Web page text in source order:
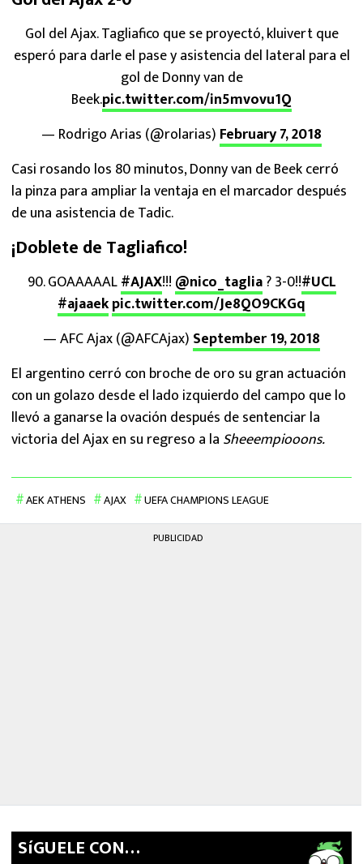
Gol del Ajax. Tagliafico que se proyectó, kluivert que
esperó para darle el pase y asistencia del lateral para el
gol de Donny van de
Beek.pic.twitter.com/in5mvovu1Q
— Rodrigo Arias (@rolarias) February 7, 2018
Casi rosando los 80 minutos, Donny van de Beek cerró
la pinza para ampliar la ventaja en el marcador después
de una asistencia de Tadic.
¡Doblete de Tagliafico!
90. GOAAAAAL#AJAX!!! @nico_taglia? 3-0!!#UCL
#ajaaekpic.twitter.com/Je8QO9CKGq
— AFC Ajax (@AFCAjax) September 19, 2018
El argentino cerró con broche de oro su gran actuación
con un golazo desde el lado izquierdo del campo que lo
llevó a ganarse la ovación después de sentenciar la
victoria del Ajax en su regreso a la Sheeempiooons.
AEK ATHENS AJAX UEFA CHAMPIONS LEAGUE
PUBLICIDAD
SíGUELE CON…